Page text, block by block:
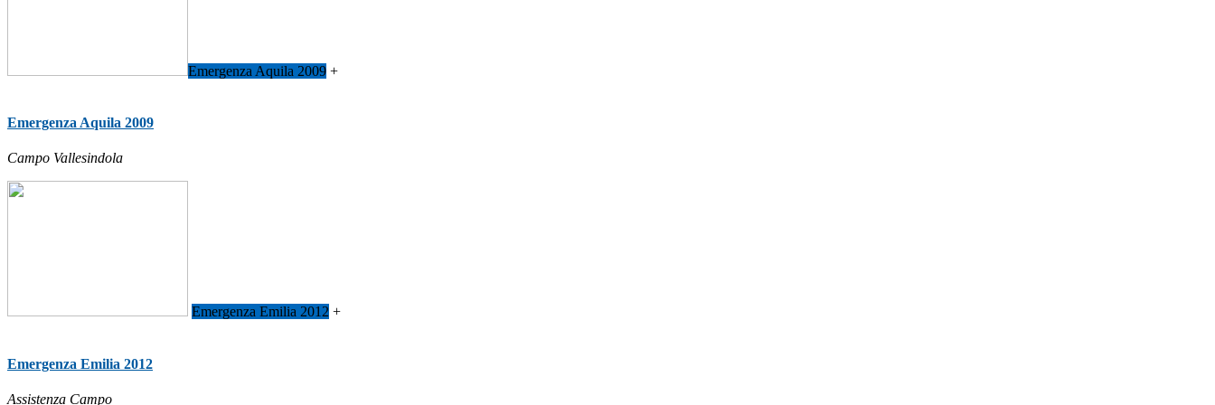
Emergenza Aquila 2009 +
Emergenza Aquila 2009
Campo Vallesindola
Emergenza Emilia 2012 +
Emergenza Emilia 2012
Assistenza Campo